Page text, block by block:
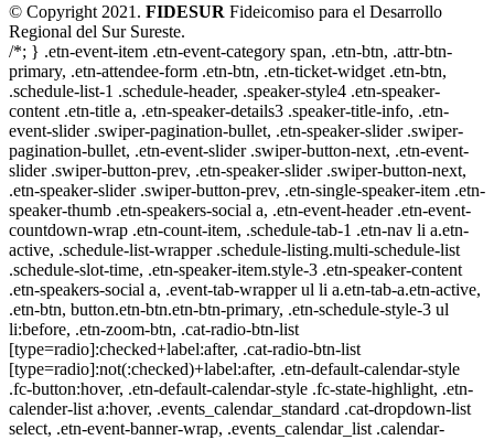
© Copyright 2021. FIDESUR Fideicomiso para el Desarrollo
Regional del Sur Sureste.
/*; } .etn-event-item .etn-event-category span, .etn-btn, .attr-btn-
primary, .etn-attendee-form .etn-btn, .etn-ticket-widget .etn-btn,
.schedule-list-1 .schedule-header, .speaker-style4 .etn-speaker-
content .etn-title a, .etn-speaker-details3 .speaker-title-info, .etn-
event-slider .swiper-pagination-bullet, .etn-speaker-slider .swiper-
pagination-bullet, .etn-event-slider .swiper-button-next, .etn-event-
slider .swiper-button-prev, .etn-speaker-slider .swiper-button-next,
.etn-speaker-slider .swiper-button-prev, .etn-single-speaker-item .etn-
speaker-thumb .etn-speakers-social a, .etn-event-header .etn-event-
countdown-wrap .etn-count-item, .schedule-tab-1 .etn-nav li a.etn-
active, .schedule-list-wrapper .schedule-listing.multi-schedule-list
.schedule-slot-time, .etn-speaker-item.style-3 .etn-speaker-content
.etn-speakers-social a, .event-tab-wrapper ul li a.etn-tab-a.etn-active,
.etn-btn, button.etn-btn.etn-btn-primary, .etn-schedule-style-3 ul
li:before, .etn-zoom-btn, .cat-radio-btn-list
[type=radio]:checked+label:after, .cat-radio-btn-list
[type=radio]:not(:checked)+label:after, .etn-default-calendar-style
.fc-button:hover, .etn-default-calendar-style .fc-state-highlight, .etn-
calender-list a:hover, .events_calendar_standard .cat-dropdown-list
select, .etn-event-banner-wrap, .events_calendar_list .calendar-